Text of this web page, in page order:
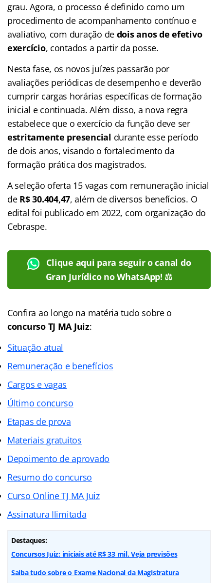
grau. Agora, o processo é definido como um
procedimento de acompanhamento contínuo e
avaliativo, com duração de dois anos de efetivo
exercício, contados a partir da posse.
Nesta fase, os novos juízes passarão por
avaliações periódicas de desempenho e deverão
cumprir cargas horárias específicas de formação
inicial e continuada. Além disso, a nova regra
estabelece que o exercício da função deve ser
estritamente presencial durante esse período
de dois anos, visando o fortalecimento da
formação prática dos magistrados.
A seleção oferta 15 vagas com remuneração inicial
de R$ 30.404,47, além de diversos benefícios. O
edital foi publicado em 2022, com organização do
Cebraspe.
Clique aqui para seguir o canal do
Gran Jurídico no WhatsApp! ⚖️
Confira ao longo na matéria tudo sobre o
concurso TJ MA Juiz:
Situação atual
Remuneração e benefícios
Cargos e vagas
Último concurso
Etapas de prova
Materiais gratuitos
Depoimento de aprovado
Resumo do concurso
Curso Online TJ MA Juiz
Assinatura Ilimitada
Destaques:
Concursos Juiz: iniciais até R$ 33 mil. Veja previsões
Saiba tudo sobre o Exame Nacional da Magistratura